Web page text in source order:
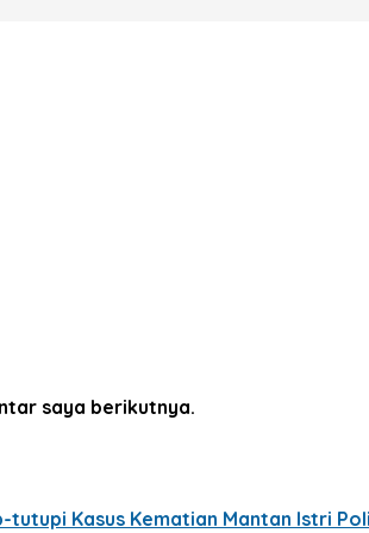
saya berikutnya.
tutupi Kasus Kematian Mantan Istri